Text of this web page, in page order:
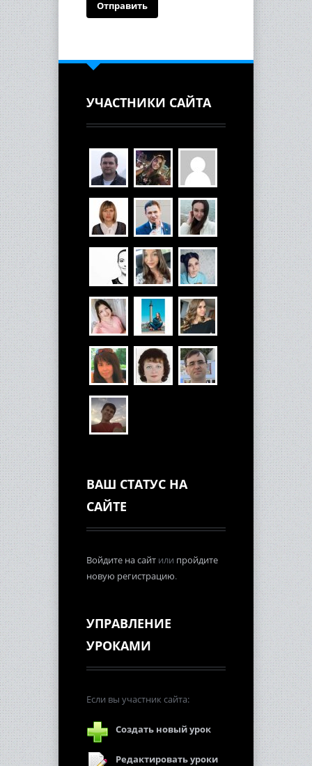
УЧАСТНИКИ САЙТА
ВАШ СТАТУС НА
САЙТЕ
Войдите на сайт или пройдите
новую регистрацию.
УПРАВЛЕНИЕ
УРОКАМИ
Если вы участник сайта:
Создать новый урок
Редактировать уроки